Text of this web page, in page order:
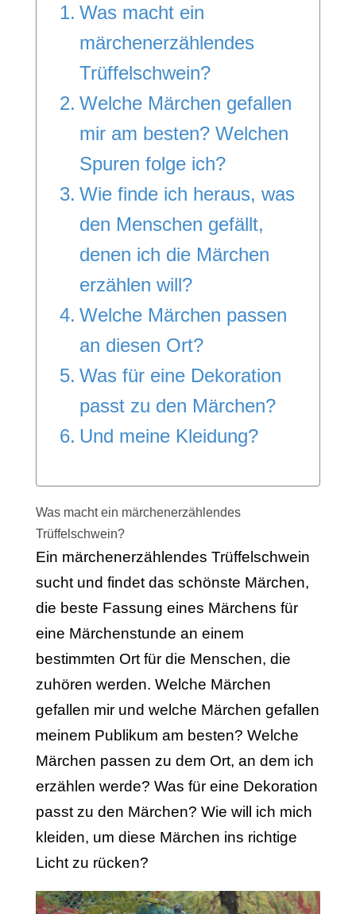
Was macht ein
märchenerzählendes
Trüffelschwein?
Welche Märchen gefallen
mir am besten? Welchen
Spuren folge ich?
Wie finde ich heraus, was
den Menschen gefällt,
denen ich die Märchen
erzählen will?
Welche Märchen passen
an diesen Ort?
Was für eine Dekoration
passt zu den Märchen?
Und meine Kleidung?
Was macht ein märchenerzählendes
Trüffelschwein?
Ein märchenerzählendes Trüffelschwein
sucht und findet das schönste Märchen,
die beste Fassung eines Märchens für
eine Märchenstunde an einem
bestimmten Ort für die Menschen, die
zuhören werden. Welche Märchen
gefallen mir und welche Märchen gefallen
meinem Publikum am besten? Welche
Märchen passen zu dem Ort, an dem ich
erzählen werde? Was für eine Dekoration
passt zu den Märchen? Wie will ich mich
kleiden, um diese Märchen ins richtige
Licht zu rücken?